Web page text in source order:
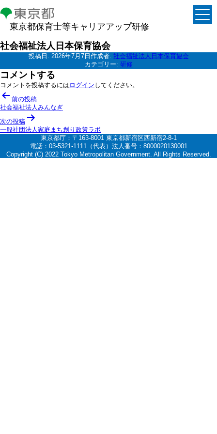
東京都保育士等キャリアアップ研修
社会福祉法人日本保育協会
投稿日: 2026年7月7日 作成者: 社会福祉法人日本保育協会
カテゴリー: 研修
コメントする
コメントを投稿するには ログイン してください。
投
稿
ナ
ビ
ー
前の投稿
社会福祉法人みんなぎ
次の投稿
一般社団法人家庭まち創り政策ラボ
東京都庁：〒163-8001 東京都新宿区西新宿2-8-1
電話：03-5321-1111（代表）法人番号：8000020130001
Copyright (C) 2022 Tokyo Metropolitan Government. All Rights Reserved.